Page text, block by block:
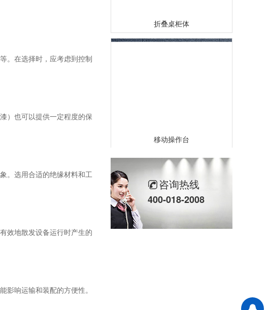
。在选择时，应考虑到控制
）也可以提供一定程度的保
。选用合适的绝缘材料和工
效地散发设备运行时产生的
响运输和装配的方便性。
咨询热线
400-018-2008